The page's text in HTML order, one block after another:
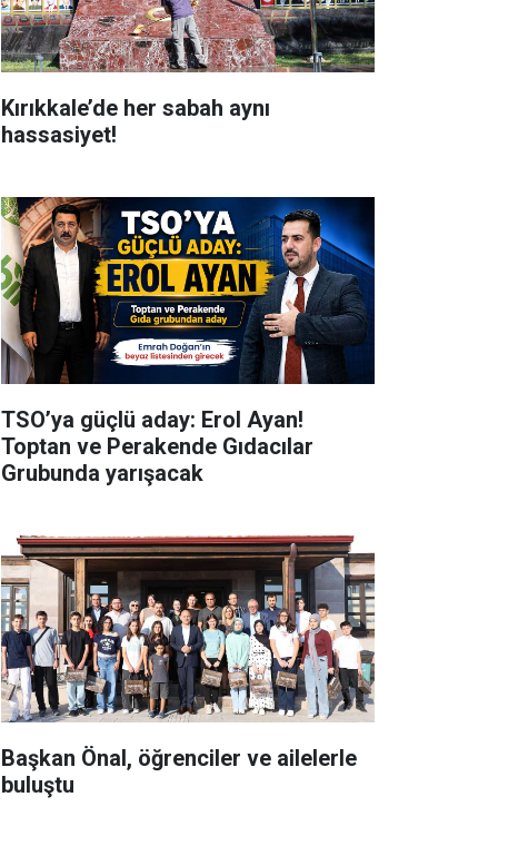
Kırıkkale’de her sabah aynı
hassasiyet!
TSO’ya güçlü aday: Erol Ayan!
Toptan ve Perakende Gıdacılar
Grubunda yarışacak
Başkan Önal, öğrenciler ve ailelerle
buluştu